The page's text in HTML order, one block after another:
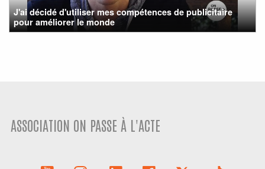
J'ai décidé d'utiliser mes compétences de publicitaire
pour améliorer le monde
ASSOCIATION ON PASSE À L'ACTE